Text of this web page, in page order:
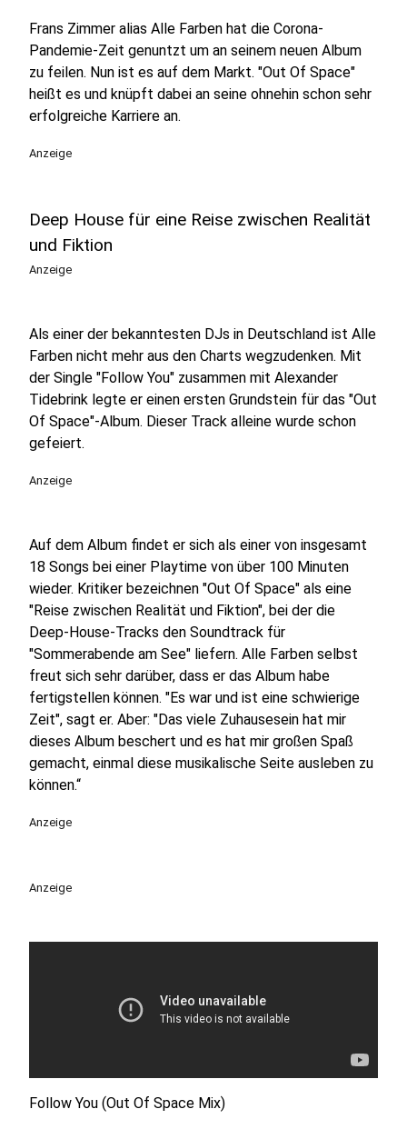
Frans Zimmer alias Alle Farben hat die Corona-
Pandemie-Zeit genuntzt um an seinem neuen Album
zu feilen. Nun ist es auf dem Markt. "Out Of Space"
heißt es und knüpft dabei an seine ohnehin schon sehr
erfolgreiche Karriere an.
Anzeige
Deep House für eine Reise zwischen Realität
und Fiktion
Anzeige
Als einer der bekanntesten DJs in Deutschland ist Alle
Farben nicht mehr aus den Charts wegzudenken. Mit
der Single "Follow You" zusammen mit Alexander
Tidebrink legte er einen ersten Grundstein für das "Out
Of Space"-Album. Dieser Track alleine wurde schon
gefeiert.
Anzeige
Auf dem Album findet er sich als einer von insgesamt
18 Songs bei einer Playtime von über 100 Minuten
wieder. Kritiker bezeichnen "Out Of Space" als eine
"Reise zwischen Realität und Fiktion", bei der die
Deep-House-Tracks den Soundtrack für
"Sommerabende am See" liefern. Alle Farben selbst
freut sich sehr darüber, dass er das Album habe
fertigstellen können. "Es war und ist eine schwierige
Zeit", sagt er. Aber: "Das viele Zuhausesein hat mir
dieses Album beschert und es hat mir großen Spaß
gemacht, einmal diese musikalische Seite ausleben zu
können.“
Anzeige
Anzeige
Follow You (Out Of Space Mix)